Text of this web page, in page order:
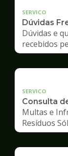
SERVICO
Dúvidas
Dúvidas e
recebidos
SERVICO
Consulta
Multas e
Resíduos